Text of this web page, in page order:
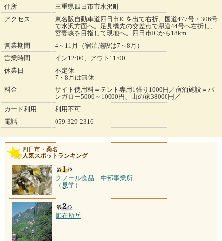
住所
三重県四日市市水沢町
アクセス
東名阪自動車道四日市ICを出て右折、国道477号・306号
で水沢方面へ。足見橋先の交差点で県道44号へ右折し、
宮妻峡を目指して現地へ。四日市ICから18km
営業期間
4～11月（宿泊施設は7～8月）
営業時間
イン12:00、アウト11:00
休業日
不定休
7・8月は無休
料金
サイト使用料＝テント専用1張り1000円／宿泊施設＝バ
ンガロー5000～10000円、山の家38000円／
カード利用
利用不可
電話
059-329-2316
四日市・桑名
人気スポットランキング
クノール食品 中部事業所
（見学）
御在所岳